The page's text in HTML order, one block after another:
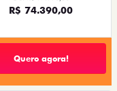
R$ 74.390,00
Quero agora!